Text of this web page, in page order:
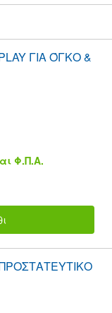
ΓΙΑ ΌΓΚΟ &
Φ.Π.Α.